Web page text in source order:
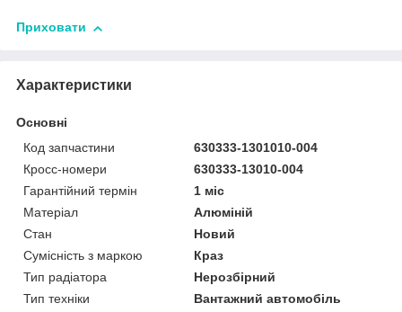
Приховати
Характеристики
Основні
Код запчастини
630333-1301010-004
Кросс-номери
630333-13010-004
Гарантійний термін
1 міс
Матеріал
Алюміній
Стан
Новий
Сумісність з маркою
Краз
Тип радіатора
Нерозбірний
Тип техніки
Вантажний автомобіль